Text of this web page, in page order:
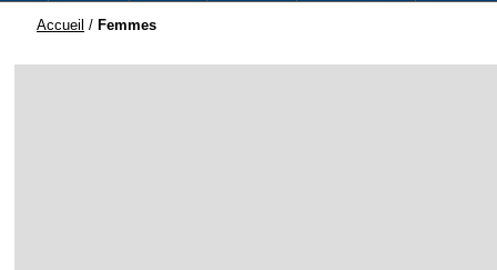
Accueil / Femmes